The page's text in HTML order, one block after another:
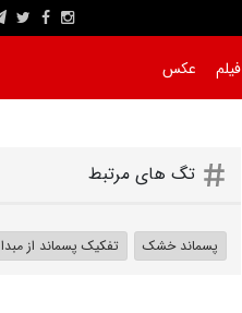
فیلم عکس
تگ های مرتبط
پسماند خشک تفکیک پسماند از مبدا